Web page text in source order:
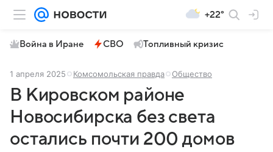
+22°
Война в Иране СВО Топливный кризис
1 апреля 2025 Комсомольская правда Общество
В Кировском районе
Новосибирска без света
остались почти 200 домов